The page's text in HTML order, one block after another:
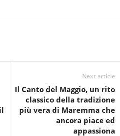
Next article
Il Canto del Maggio, un rito
classico della tradizione
più vera di Maremma che
ancora piace ed
appassiona